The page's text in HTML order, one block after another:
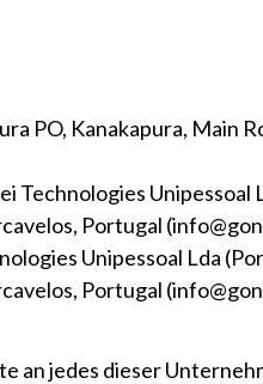
PO, Kanakapura, Main
Technologies
Portugal
Unipessoal Lda
Portugal
an jedes dieser